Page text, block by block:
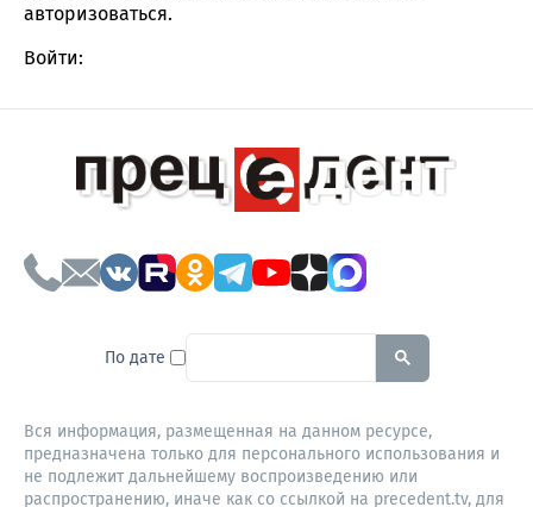
авторизоваться.
Войти:
По дате To search this site, enter a
Вся информация, размещенная на данном ресурсе,
предназначена только для персонального использования и
не подлежит дальнейшему воспроизведению или
распространению, иначе как со ссылкой на precedent.tv, для